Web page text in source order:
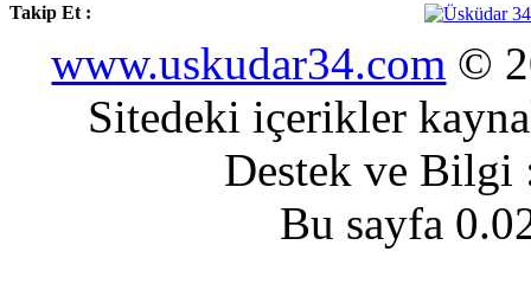
Takip Et :
www.uskudar34.com ©
Sitedeki içerikler
Destek ve
Bu sayfa